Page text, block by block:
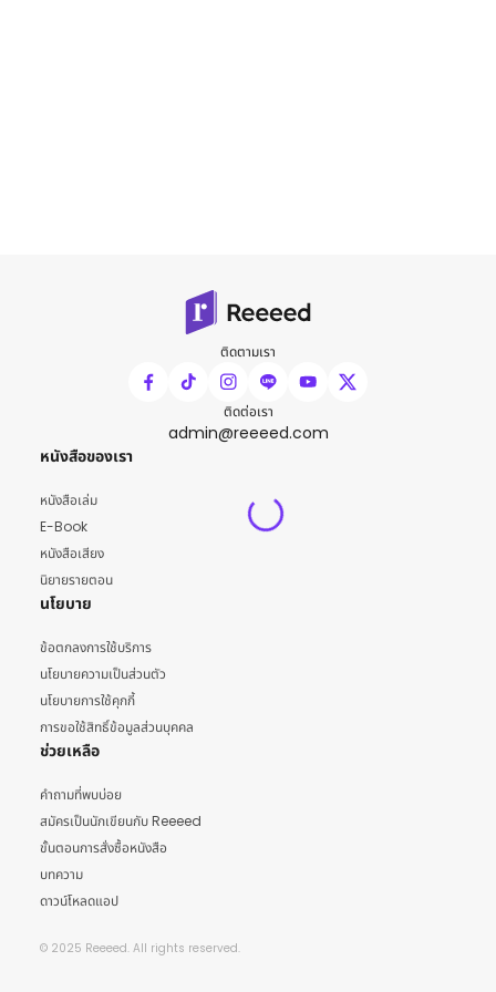
ติดตามเรา
ติดต่อเรา
admin@reeeed.com
หนังสือของเรา
หนังสือเล่ม
E-Book
หนังสือเสียง
นิยายรายตอน
นโยบาย
ข้อตกลงการใช้บริการ
นโยบายความเป็นส่วนตัว
นโยบายการใช้คุกกี้
การขอใช้สิทธิ์ข้อมูลส่วนบุคคล
ช่วยเหลือ
คำถามที่พบบ่อย
สมัครเป็นนักเขียนกับ Reeeed
ขั้นตอนการสั่งซื้อหนังสือ
บทความ
ดาวน์โหลดแอป
© 2025 Reeeed. All rights reserved.